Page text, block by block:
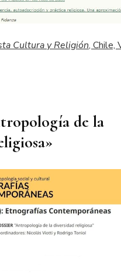
Cultura y Religión, Chile,
de la